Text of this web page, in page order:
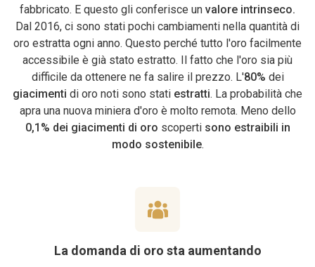
fabbricato. E questo gli conferisce un valore intrinseco.
Dal 2016, ci sono stati pochi cambiamenti nella quantità di
oro estratta ogni anno. Questo perché tutto l'oro facilmente
accessibile è già stato estratto. Il fatto che l'oro sia più
difficile da ottenere ne fa salire il prezzo. L'80% dei
giacimenti di oro noti sono stati estratti. La probabilità che
apra una nuova miniera d'oro è molto remota. Meno dello
0,1% dei giacimenti di oro scoperti sono estraibili in
modo sostenibile.
La domanda di oro sta aumentando